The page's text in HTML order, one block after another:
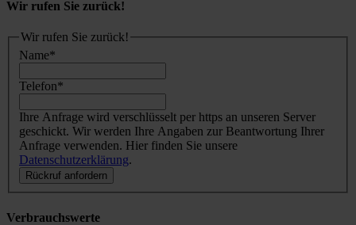
Wir rufen Sie zurück!
Wir rufen Sie zurück!
Name*
Telefon*
Ihre Anfrage wird verschlüsselt per https an unseren Server
geschickt. Wir werden Ihre Angaben zur Beantwortung Ihrer
Anfrage verwenden. Hier finden Sie unsere
Datenschutzerklärung.
Rückruf anfordern
Verbrauchswerte